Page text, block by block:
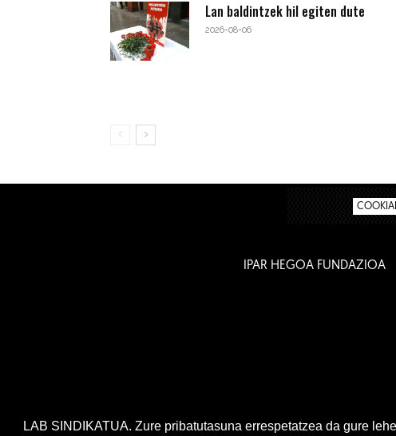
Lan baldintzek hil egiten dute
2026-08-06
IPAR HEGOA FUNDAZIOA
LAB SINDIKATUA. Zure pribatutasuna errespetatzea da gure